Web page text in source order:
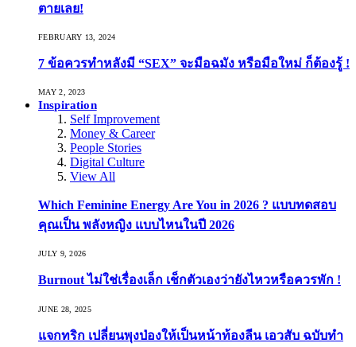
ตายเลย!
FEBRUARY 13, 2024
7 ข้อควรทำหลังมี “SEX” จะมือฉมัง หรือมือใหม่ ก็ต้องรู้ !
MAY 2, 2023
Inspiration
Self Improvement
Money & Career
People Stories
Digital Culture
View All
Which Feminine Energy Are You in 2026 ? แบบทดสอบ
คุณเป็น พลังหญิง แบบไหนในปี 2026
JULY 9, 2026
Burnout ไม่ใช่เรื่องเล็ก เช็กตัวเองว่ายังไหวหรือควรพัก !
JUNE 28, 2025
แจกทริก เปลี่ยนพุงป่องให้เป็นหน้าท้องลีน เอวสับ ฉบับทำ